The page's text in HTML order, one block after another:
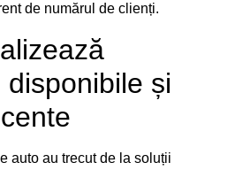
de numărul de clienți.
și
auto au trecut de la soluții